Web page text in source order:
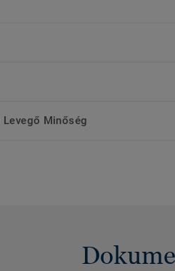
Levegő Minőség